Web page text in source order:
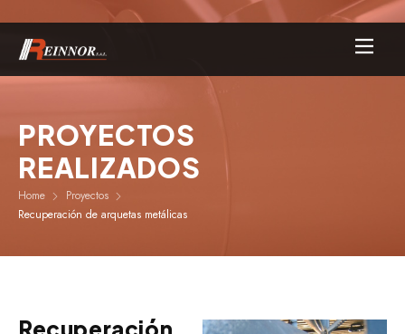
PROYECTOS
REALIZADOS
Home
Proyectos
Recuperación de arquetas metálicas
Recuperación